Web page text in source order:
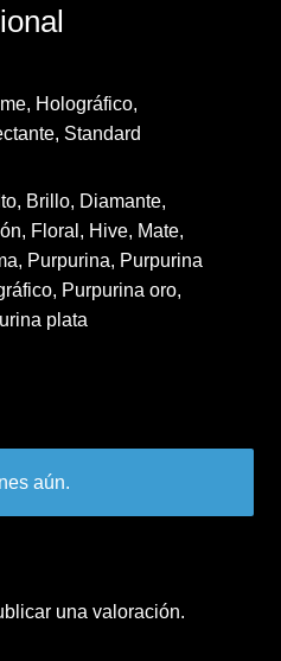
Holográfico,
Standard
Brillo, Diamante,
Floral, Hive, Mate,
Purpurina, Purpurina
Purpurina oro,
plata
aún.
una valoración.